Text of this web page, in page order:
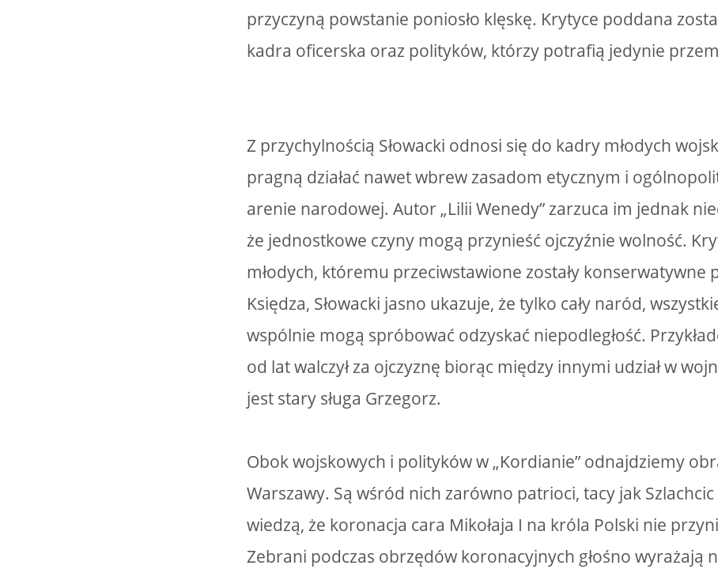
przyczyną powstanie poniosło klęskę. Krytyce poddana
kadra oficerska oraz polityków, którzy potrafią jedynie
Z przychylnością Słowacki odnosi się do kadry młodych
pragną działać nawet wbrew zasadom etycznym i
arenie narodowej. Autor „Lilii Wenedy” zarzuca im jednak
że jednostkowe czyny mogą przynieść ojczyźnie wolność.
młodych, któremu przeciwstawione zostały konserwatywne
Księdza, Słowacki jasno ukazuje, że tylko cały naród,
wspólnie mogą spróbować odzyskać niepodległość.
od lat walczył za ojczyznę biorąc między innymi udział w
jest stary sługa Grzegorz.
Obok wojskowych i polityków w „Kordianie” odnajdziemy
Warszawy. Są wśród nich zarówno patrioci, tacy jak
wiedzą, że koronacja cara Mikołaja I na króla Polski nie
Zebrani podczas obrzędów koronacyjnych głośno wyrażają